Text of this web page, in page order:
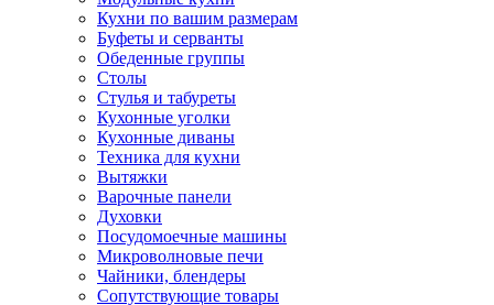
Кухни по вашим размерам
Буфеты и серванты
Обеденные группы
Столы
Стулья и табуреты
Кухонные уголки
Кухонные диваны
Техника для кухни
Вытяжки
Варочные панели
Духовки
Посудомоечные машины
Микроволновые печи
Чайники, блендеры
Сопутствующие товары